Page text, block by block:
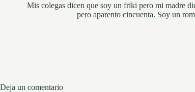
Mis colegas dicen que soy un friki pero mi madre
pero aparento cincuenta. Soy un
Deja un comentario